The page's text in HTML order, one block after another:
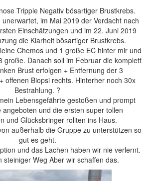
Tripple Negativ bösartiger Brustkrebs.
im Mai 2019 der Verdacht nach
Einschätzungen und im 22. Juni 2019
die Klarheit bösartiger Brustkrebs.
Chemos und 1 große EC hinter mir und
große. Danach soll im Februar die komplett
Brust erfolgen + Entfernung der 3
offenen Biopsi rechts. Hinterher noch 30x
Bestrahlung. ?
Lebensgefährte gestoßen und prompt
angeboten und die ersten super tollen
und Glücksbringer rollten ins Haus.
außerhalb die Gruppe zu unterstützen so
gut es geht.
und das Lachen haben wir nie verlernt.
steiniger Weg Aber wir schaffen das.